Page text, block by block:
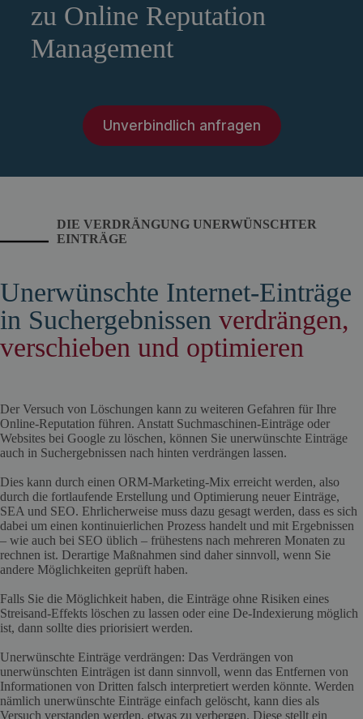
zu Online Reputation
Management
Unverbindlich anfragen
DIE VERDRÄNGUNG UNERWÜNSCHTER
EINTRÄGE
Unerwünschte Internet-Einträge
in Suchergebnissen verdrängen,
verschieben und optimieren
Der Versuch von Löschungen kann zu weiteren Gefahren für Ihre
Online-Reputation führen. Anstatt Suchmaschinen-Einträge oder
Websites bei Google zu löschen, können Sie unerwünschte Einträge
auch in Suchergebnissen nach hinten verdrängen lassen.
Dies kann durch einen ORM-Marketing-Mix erreicht werden, also
durch die fortlaufende Erstellung und Optimierung neuer Einträge,
SEA und SEO. Ehrlicherweise muss dazu gesagt werden, dass es sich
dabei um einen kontinuierlichen Prozess handelt und mit Ergebnissen
– wie auch bei SEO üblich – frühestens nach mehreren Monaten zu
rechnen ist. Derartige Maßnahmen sind daher sinnvoll, wenn Sie
andere Möglichkeiten geprüft haben.
Falls Sie die Möglichkeit haben, die Einträge ohne Risiken eines
Streisand-Effekts löschen zu lassen oder eine De-Indexierung möglich
ist, dann sollte dies priorisiert werden.
Unerwünschte Einträge verdrängen: Das Verdrängen von
unerwünschten Einträgen ist dann sinnvoll, wenn das Entfernen von
Informationen von Dritten falsch interpretiert werden könnte. Werden
nämlich unerwünschte Einträge einfach gelöscht, kann dies als
Versuch verstanden werden, etwas zu verbergen. Diese stellt ein